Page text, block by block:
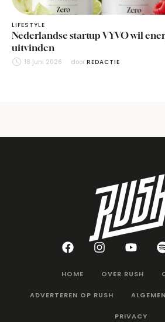
LIFESTYLE
Nederlandse startup VYVO wil
uitvinden
18 juni 2026 door REDACTIE
HOME OVER RUSH
ADVERTEREN OP RUSH
PRIVACY